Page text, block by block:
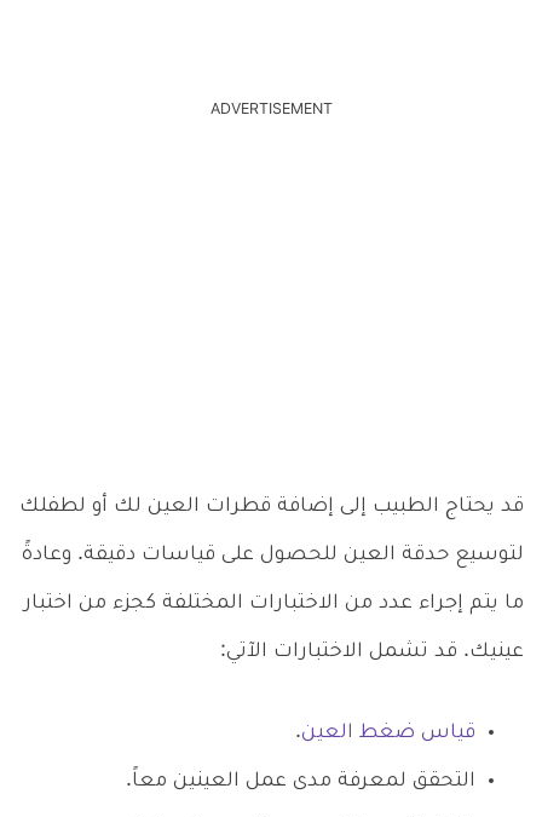
ADVERTISEMENT
قد يحتاج الطبيب إلى إضافة قطرات العين لك أو لطفلك
لتوسيع حدقة العين للحصول على قياسات دقيقة. وعادةً
ما يتم إجراء عدد من الاختبارات المختلفة كجزء من اختبار
عينيك. قد تشمل الاختبارات الآتي:
قياس ضغط العين.
التحقق لمعرفة مدى عمل العينين معاً.